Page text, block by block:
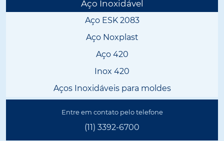
Aço Inoxidável
Aço ESK 2083
Aço Noxplast
Aço 420
Inox 420
Aços Inoxidáveis para moldes
Entre em contato pelo telefone
(11) 3392-6700